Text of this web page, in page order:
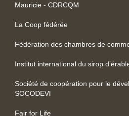
Mauricie - CDRCQM
La Coop fédérée
Fédération des chambres de
Institut international du sirop
Société de coopération pour le
SOCODEVI
Fair for Life